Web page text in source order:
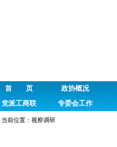
首 页 政协概况
党派工商联
专委会工作
当前位置： 视察调研